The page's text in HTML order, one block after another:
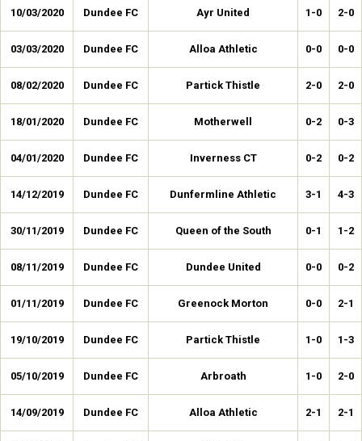
10/03/2020 Dundee FC Ayr United 1-0 2-0
03/03/2020 Dundee FC Alloa Athletic 0-0 0-0
08/02/2020 Dundee FC Partick Thistle 2-0 2-0
18/01/2020 Dundee FC Motherwell 0-2 0-3
04/01/2020 Dundee FC Inverness CT 0-2 0-2
14/12/2019 Dundee FC Dunfermline Athletic 3-1 4-3
30/11/2019 Dundee FC Queen of the South 0-1 1-2
08/11/2019 Dundee FC Dundee United 0-0 0-2
01/11/2019 Dundee FC Greenock Morton 0-0 2-1
19/10/2019 Dundee FC Partick Thistle 1-0 1-3
05/10/2019 Dundee FC Arbroath 1-0 2-0
14/09/2019 Dundee FC Alloa Athletic 2-1 2-1